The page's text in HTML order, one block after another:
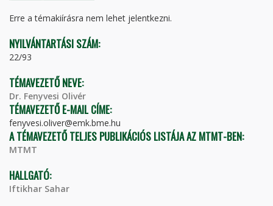
Erre a témakiírásra nem lehet jelentkezni.
NYILVÁNTARTÁSI SZÁM:
22/93
TÉMAVEZETŐ NEVE:
Dr. Fenyvesi Olivér
TÉMAVEZETŐ E-MAIL CÍME:
fenyvesi.oliver@emk.bme.hu
A TÉMAVEZETŐ TELJES PUBLIKÁCIÓS LISTÁJA AZ MTMT-BEN:
MTMT
HALLGATÓ:
Iftikhar Sahar